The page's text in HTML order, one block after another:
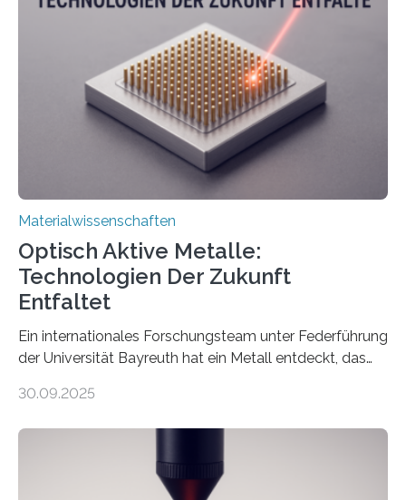
Materialwissenschaften
Optisch Aktive Metalle:
Technologien Der Zukunft
Entfaltet
Ein internationales Forschungsteam unter Federführung
der Universität Bayreuth hat ein Metall entdeckt, das
Dadurch ist es in der Lage, eine sogenannte zweite
Nichtmetallen vorkommt und insbesondere für
Sensorik und Elektrotechnik von Interesse ist. Über ihre
30.09.2025